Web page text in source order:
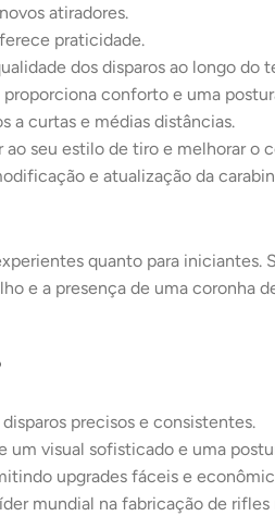
atiradores.
praticidade.
dos disparos ao longo do
conforto e uma
a curtas e médias distâncias.
ao seu estilo de tiro e melhorar o
e atualização da
quanto para
e a presença de uma coronha
precisos e consistentes.
visual sofisticado e uma
upgrades fáceis e
mundial na fabricação de rifles